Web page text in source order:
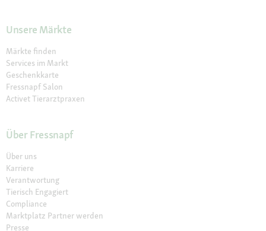
Unsere Märkte
Märkte finden
Services im Markt
Geschenkkarte
Fressnapf Salon
Activet Tierarztpraxen
Über Fressnapf
Über uns
Karriere
Verantwortung
Tierisch Engagiert
Compliance
Marktplatz Partner werden
Presse